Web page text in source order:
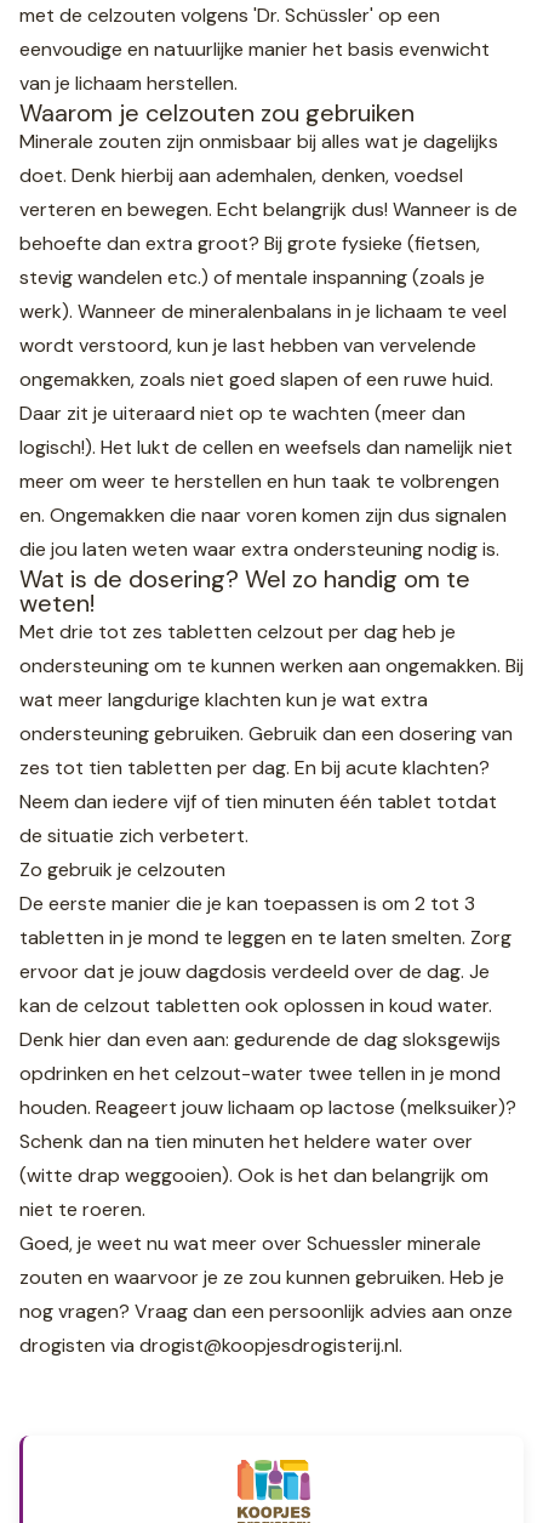
met de celzouten volgens 'Dr. Schüssler' op een
eenvoudige en natuurlijke manier het basis evenwicht
van je lichaam herstellen.
Waarom je celzouten zou gebruiken
Minerale zouten zijn onmisbaar bij alles wat je dagelijks
doet. Denk hierbij aan ademhalen, denken, voedsel
verteren en bewegen. Echt belangrijk dus! Wanneer is de
behoefte dan extra groot? Bij grote fysieke (fietsen,
stevig wandelen etc.) of mentale inspanning (zoals je
werk). Wanneer de mineralenbalans in je lichaam te veel
wordt verstoord, kun je last hebben van vervelende
ongemakken, zoals niet goed slapen of een ruwe huid.
Daar zit je uiteraard niet op te wachten (meer dan
logisch!). Het lukt de cellen en weefsels dan namelijk niet
meer om weer te herstellen en hun taak te volbrengen
en. Ongemakken die naar voren komen zijn dus signalen
die jou laten weten waar extra ondersteuning nodig is.
Wat is de dosering? Wel zo handig om te
weten!
Met drie tot zes tabletten celzout per dag heb je
ondersteuning om te kunnen werken aan ongemakken. Bij
wat meer langdurige klachten kun je wat extra
ondersteuning gebruiken. Gebruik dan een dosering van
zes tot tien tabletten per dag. En bij acute klachten?
Neem dan iedere vijf of tien minuten één tablet totdat
de situatie zich verbetert.
Zo gebruik je celzouten
De eerste manier die je kan toepassen is om 2 tot 3
tabletten in je mond te leggen en te laten smelten. Zorg
ervoor dat je jouw dagdosis verdeeld over de dag. Je
kan de celzout tabletten ook oplossen in koud water.
Denk hier dan even aan: gedurende de dag sloksgewijs
opdrinken en het celzout-water twee tellen in je mond
houden. Reageert jouw lichaam op lactose (melksuiker)?
Schenk dan na tien minuten het heldere water over
(witte drap weggooien). Ook is het dan belangrijk om
niet te roeren.
Goed, je weet nu wat meer over Schuessler minerale
zouten en waarvoor je ze zou kunnen gebruiken. Heb je
nog vragen? Vraag dan een persoonlijk advies aan onze
drogisten via drogist@koopjesdrogisterij.nl.